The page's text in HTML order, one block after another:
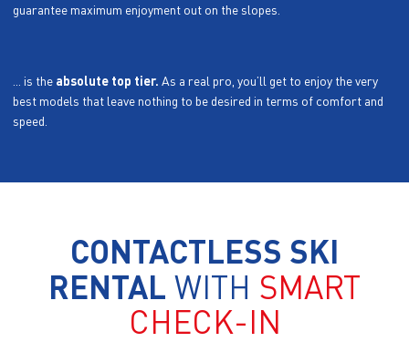
guarantee maximum enjoyment out on the slopes.
... is the absolute top tier. As a real pro, you’ll get to enjoy the very
best models that leave nothing to be desired in terms of comfort and
speed.
CONTACTLESS SKI
RENTAL WITH SMART
CHECK-IN